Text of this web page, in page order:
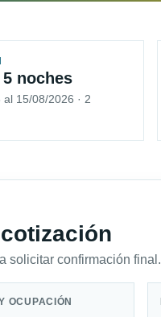
noches
15/08/2026 · 2
solicitar confirmación final.
OCUPACIÓN